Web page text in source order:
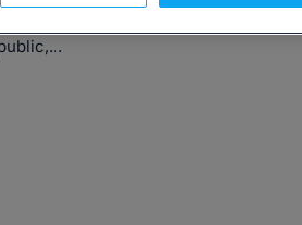
dans les différents domaines du